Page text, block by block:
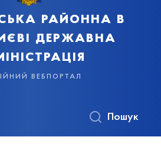
районна в
державна
вебпортал
Пошук